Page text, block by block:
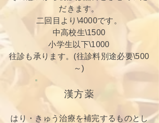
だきます。
二回目より\4000です。
中高校生\1500
小学生以下\1000
往診も承ります。(往診料別途必要\500
～)
漢方薬
はり・きゅう治療を補完するものとし